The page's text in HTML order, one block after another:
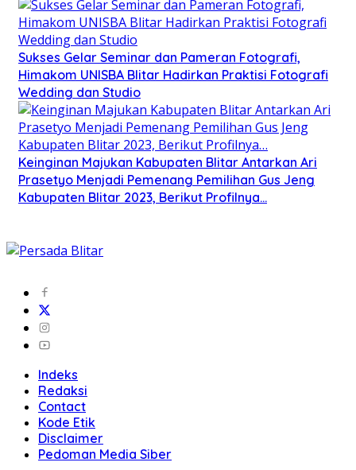
Sukses Gelar Seminar dan Pameran Fotografi,
Himakom UNISBA Blitar Hadirkan Praktisi Fotografi
Wedding dan Studio
Keinginan Majukan Kabupaten Blitar Antarkan Ari
Prasetyo Menjadi Pemenang Pemilihan Gus Jeng
Kabupaten Blitar 2023, Berikut Profilnya…
Indeks
Redaksi
Contact
Kode Etik
Disclaimer
Pedoman Media Siber